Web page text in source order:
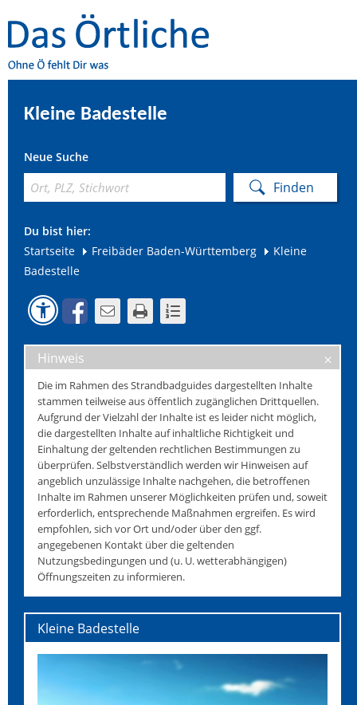
Kleine Badestelle
Neue Suche
Du bist hier:
Startseite
Freibäder Baden-Württemberg
Kleine
Badestelle
Hinweis
Die im Rahmen des Strandbadguides dargestellten Inhalte
stammen teilweise aus öffentlich zugänglichen Drittquellen.
Aufgrund der Vielzahl der Inhalte ist es leider nicht möglich,
die dargestellten Inhalte auf inhaltliche Richtigkeit und
Einhaltung der geltenden rechtlichen Bestimmungen zu
überprüfen. Selbstverständlich werden wir Hinweisen auf
angeblich unzulässige Inhalte nachgehen, die betroffenen
Inhalte im Rahmen unserer Möglichkeiten prüfen und, soweit
erforderlich, entsprechende Maßnahmen ergreifen. Es wird
empfohlen, sich vor Ort und/oder über den ggf.
angegebenen Kontakt über die geltenden
Nutzungsbedingungen und (u. U. wetterabhängigen)
Öffnungszeiten zu informieren.
Kleine Badestelle